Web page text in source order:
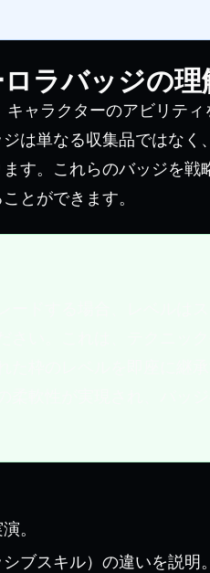
ラバッジの理
キャラクターのアビリテ
は単なる収集品ではなく
す。これらのバッジを戦
とができます。
。
ブスキル）の違いを説明